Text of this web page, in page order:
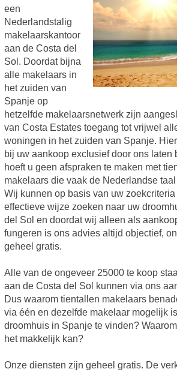
een
Nederlandstalig
makelaarskantoor
aan de Costa del
Sol. Doordat bijna
alle makelaars in
het zuiden van
Spanje op
hetzelfde makelaarsnetwerk zijn
van Costa Estates toegang tot vrijwel
woningen in het zuiden van Spanje.
bij uw aankoop exclusief door ons laten
hoeft u geen afspraken te maken met
makelaars die vaak de Nederlandse
Wij kunnen op basis van uw
effectieve wijze zoeken naar uw
del Sol en doordat wij alleen als
fungeren is ons advies altijd objectief,
geheel gratis.
Alle van de ongeveer 25000 te koop
aan de Costa del Sol kunnen via ons
Dus waarom tientallen makelaars
via één en dezelfde makelaar mogelijk
droomhuis in Spanje te vinden?
het makkelijk kan?
Onze diensten zijn geheel gratis. De